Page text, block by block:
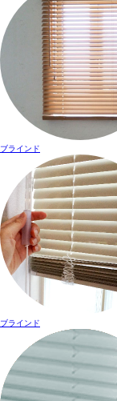
ブラインド
ブラインド